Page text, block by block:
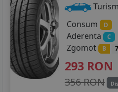
Consum
D
Aderenta C
Zgomot B
293 RON
356 RON